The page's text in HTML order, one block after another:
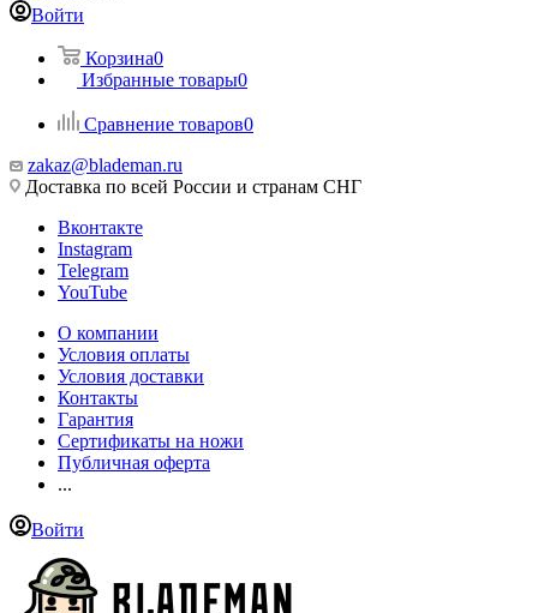
Войти
Корзина0
Избранные товары0
Сравнение товаров0
zakaz@blademan.ru
Доставка по всей России и странам СНГ
Вконтакте
Instagram
Telegram
YouTube
О компании
Условия оплаты
Условия доставки
Контакты
Гарантия
Сертификаты на ножи
Публичная оферта
...
Войти